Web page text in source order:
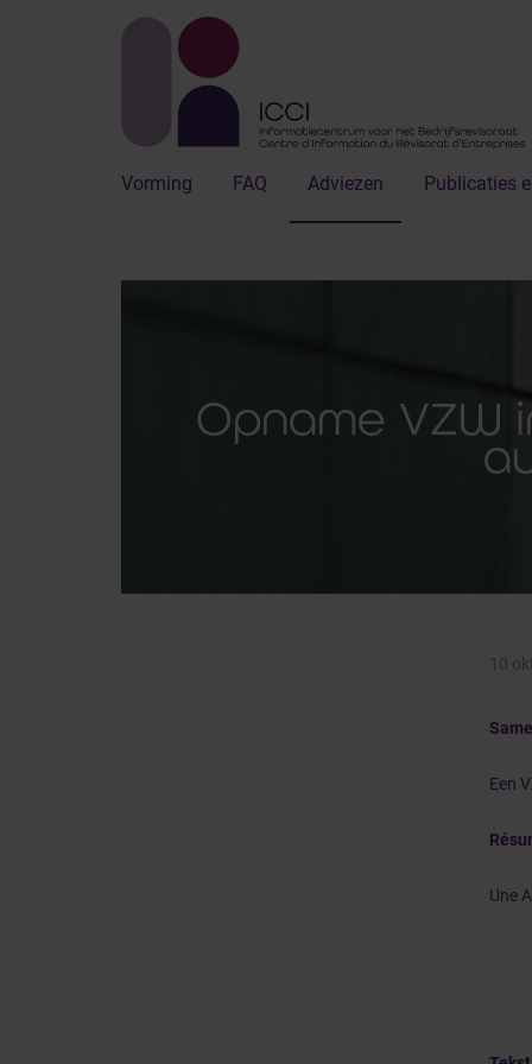
Vorming FAQ Adviezen Publicaties
Opname VZW
10
Een
Une